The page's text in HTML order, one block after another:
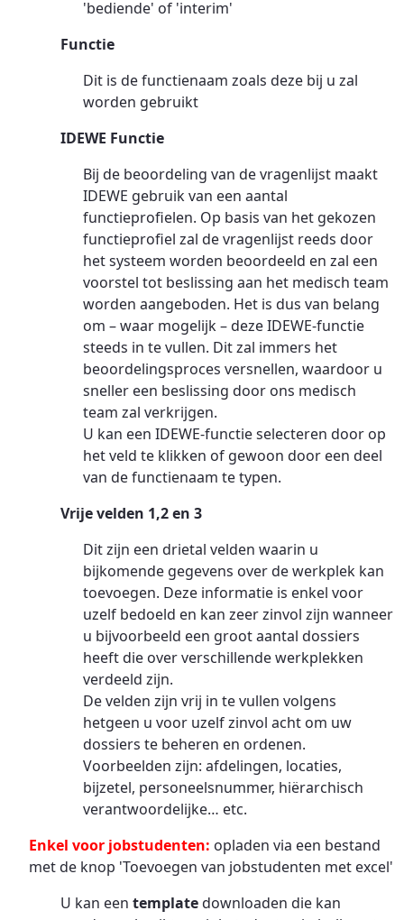
'bediende' of 'interim'
Functie
Dit is de functienaam zoals deze bij u zal
worden gebruikt
IDEWE Functie
Bij de beoordeling van de vragenlijst maakt
IDEWE gebruik van een aantal
functieprofielen. Op basis van het gekozen
functieprofiel zal de vragenlijst reeds door
het systeem worden beoordeeld en zal een
voorstel tot beslissing aan het medisch team
worden aangeboden. Het is dus van belang
om – waar mogelijk – deze IDEWE-functie
steeds in te vullen. Dit zal immers het
beoordelingsproces versnellen, waardoor u
sneller een beslissing door ons medisch
team zal verkrijgen.
U kan een IDEWE-functie selecteren door op
het veld te klikken of gewoon door een deel
van de functienaam te typen.
Vrije velden 1,2 en 3
Dit zijn een drietal velden waarin u
bijkomende gegevens over de werkplek kan
toevoegen. Deze informatie is enkel voor
uzelf bedoeld en kan zeer zinvol zijn wanneer
u bijvoorbeeld een groot aantal dossiers
heeft die over verschillende werkplekken
verdeeld zijn.
De velden zijn vrij in te vullen volgens
hetgeen u voor uzelf zinvol acht om uw
dossiers te beheren en ordenen.
Voorbeelden zijn: afdelingen, locaties,
bijzetel, personeelsnummer, hiërarchisch
verantwoordelijke… etc.
Enkel voor jobstudenten: opladen via een bestand
met de knop 'Toevoegen van jobstudenten met excel'
U kan een templatedownloaden die kan